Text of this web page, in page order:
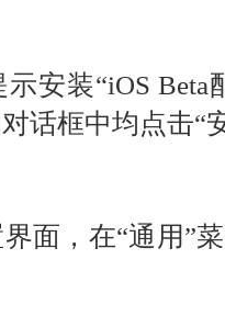
安装“iOS
话框中均点击“
面，在“通用”